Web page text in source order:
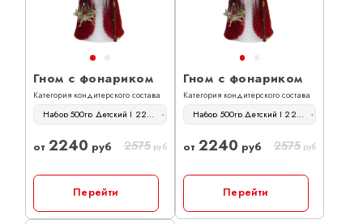
Гном с фонариком
Категория кондитерского состава
Набор 500гр Детский | 2240 руб
от 2240 руб 2575 руб
Перейти
Гном с фонариком
Категория кондитерского состава
Набор 500гр Детский | 2240 руб
от 2240 руб 2575 руб
Перейти